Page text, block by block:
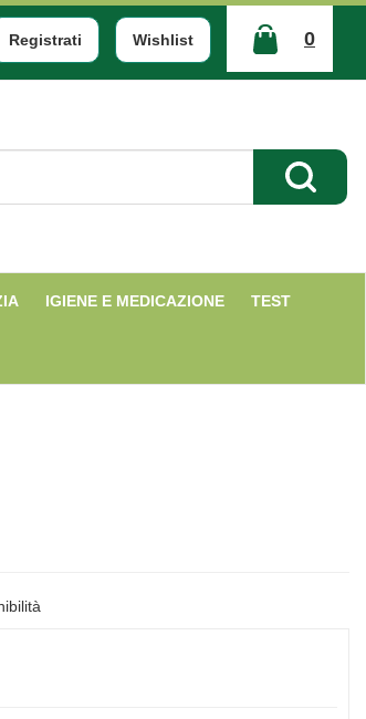
Registrati Wishlist 0
ARTICOLI
INSERITI
Cerca
IGIENE E MEDICAZIONE TEST